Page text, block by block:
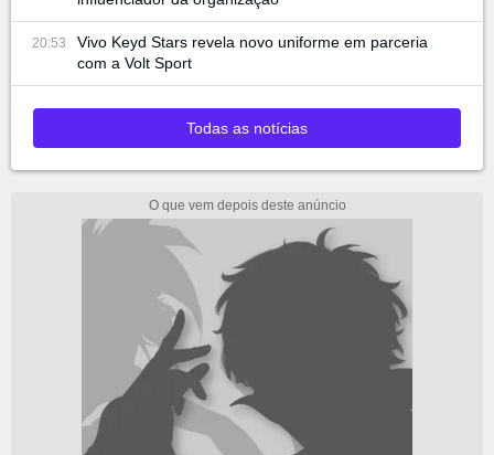
20:53
Vivo Keyd Stars revela novo uniforme em parceria
com a Volt Sport
Todas as notícias